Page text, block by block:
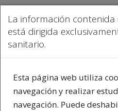
La información
está dirigida
sanitario.
Esta página web utiliza
navegación y realizar
navegación. Puede